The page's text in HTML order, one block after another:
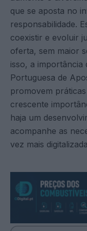
que se aposta no
responsabilidade.
coexistir e evoluir
oferta, sem maior
isso, a importância
Portuguesa de
promovem
crescente
haja um
acompanhe as
vez mais